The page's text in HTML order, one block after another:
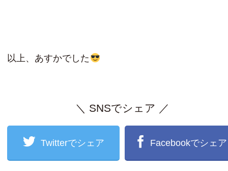
以上、あすかでした
＼ SNSでシェア ／
Twitterでシェア Facebookでシェア